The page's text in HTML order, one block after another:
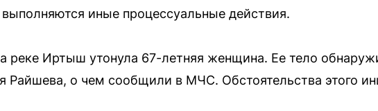
иные процессуальные действия.
реке Иртыш утонула 67-летняя женщина. Ее тело
Райшева, о чем сообщили в МЧС. Обстоятельства этого